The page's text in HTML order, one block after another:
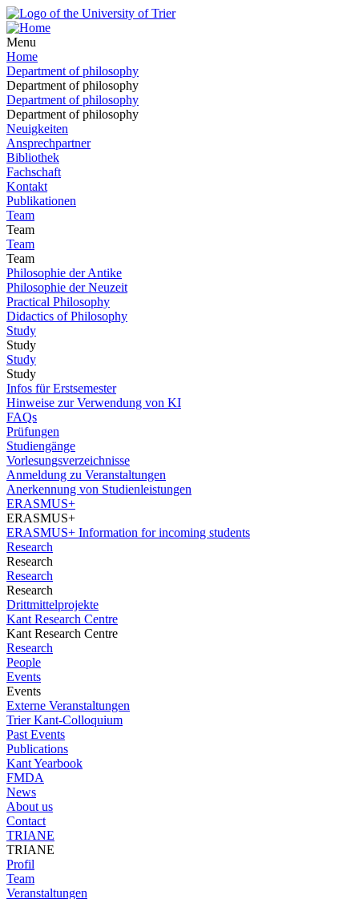
Menu
Home
Department of philosophy
Department of philosophy
Department of philosophy
Department of philosophy
Neuigkeiten
Ansprechpartner
Bibliothek
Fachschaft
Kontakt
Publikationen
Team
Team
Team
Team
Philosophie der Antike
Philosophie der Neuzeit
Practical Philosophy
Didactics of Philosophy
Study
Study
Study
Study
Infos für Erstsemester
Hinweise zur Verwendung von KI
FAQs
Prüfungen
Studiengänge
Vorlesungsverzeichnisse
Anmeldung zu Veranstaltungen
Anerkennung von Studienleistungen
ERASMUS+
ERASMUS+
ERASMUS+ Information for incoming students
Research
Research
Research
Research
Drittmittelprojekte
Kant Research Centre
Kant Research Centre
Research
People
Events
Events
Externe Veranstaltungen
Trier Kant-Colloquium
Past Events
Publications
Kant Yearbook
FMDA
News
About us
Contact
TRIANE
TRIANE
Profil
Team
Veranstaltungen